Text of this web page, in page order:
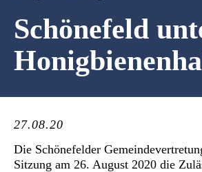
Schönefeld
27.08.20
Die Schönefelder
Sitzung am 26. August 2020 die